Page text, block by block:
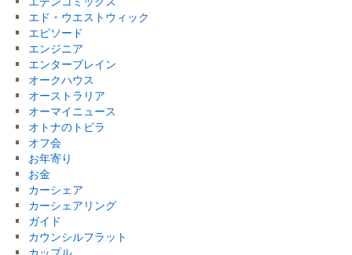
エド・ウエストウィック
エピソード
エンジニア
エンターブレイン
オークハウス
オーストラリア
オーマイニュース
オトナのトビラ
オフ会
お年寄り
お金
カーシェア
カーシェアリング
ガイド
カウンシルフラット